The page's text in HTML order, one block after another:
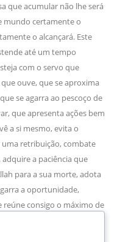
que acumular não lhe será
mundo certamente o
o alcançará. Este
até um tempo
com o servo que
ouve, que se aproxima
se agarra ao pescoço de
que apresenta ações bem
a si mesmo, evita o
retribuição, combate
a paciência que
para a sua morte, adota
a oportunidade,
reúne consigo o máximo de